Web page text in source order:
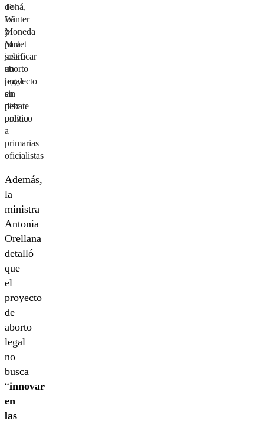
de
La
Moneda
para
justificar
un
proyecto
sin
piso
político
Tohá,
Winter
y
Mulet
sobre
aborto
legal
en
debate
previo
a
primarias
oficialistas
Además,
la
ministra
Antonia
Orellana
detalló
que
el
proyecto
de
aborto
legal
no
busca
“innovar
en
las